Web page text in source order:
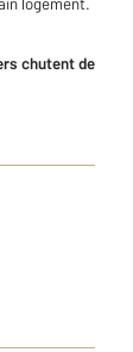
chutent de